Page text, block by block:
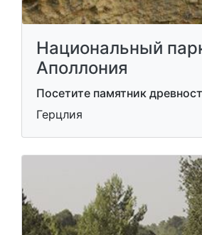
Национальный
Аполлония
Посетите памятник
Герцлия